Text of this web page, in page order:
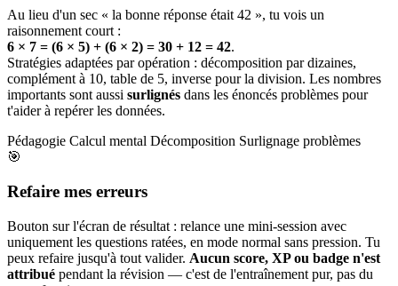
Au lieu d'un sec « la bonne réponse était 42 », tu vois un
raisonnement court :
6 × 7 = (6 × 5) + (6 × 2) = 30 + 12 = 42.
Stratégies adaptées par opération : décomposition par dizaines,
complément à 10, table de 5, inverse pour la division. Les nombres
importants sont aussi surlignés dans les énoncés problèmes pour
t'aider à repérer les données.
Pédagogie Calcul mental Décomposition Surlignage problèmes
🎯
Refaire mes erreurs
Bouton sur l'écran de résultat : relance une mini-session avec
uniquement les questions ratées, en mode normal sans pression. Tu
peux refaire jusqu'à tout valider. Aucun score, XP ou badge n'est
attribué pendant la révision — c'est de l'entraînement pur, pas du